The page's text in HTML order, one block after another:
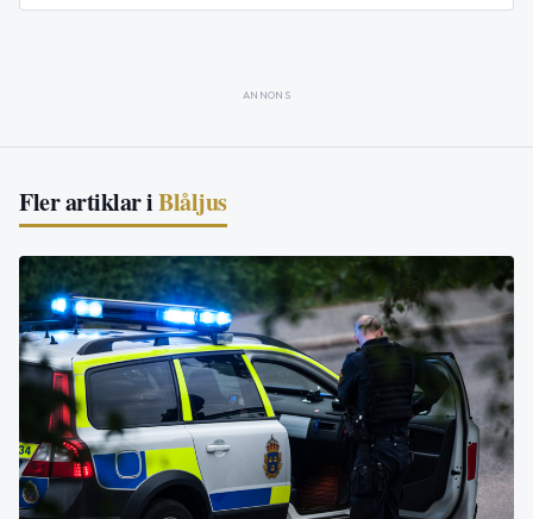
ANNONS
Fler artiklar iBlåljus